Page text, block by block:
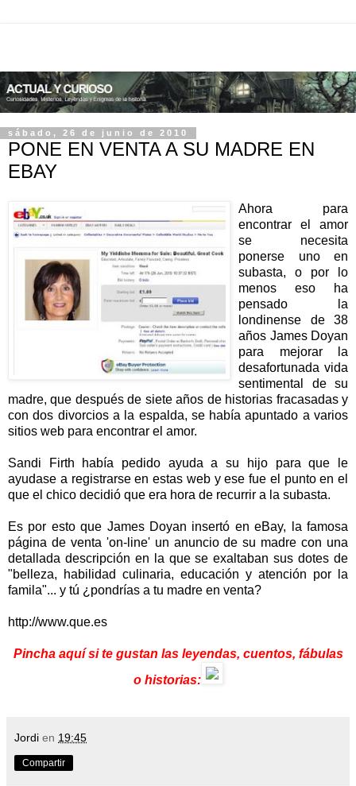
sábado, 26 de junio de 2010
PONE EN VENTA A SU MADRE EN
EBAY
Ahora para
encontrar el amor
se necesita
ponerse uno en
subasta, o por lo
menos eso ha
pensado la
londinense de 38
años James Doyan
para mejorar la
desafortunada vida
sentimental de su
madre, que después de siete años de historias fracasadas y
con dos divorcios a la espalda, se había apuntado a varios
sitios web para encontrar el amor.
Sandi Firth había pedido ayuda a su hijo para que le
ayudase a registrarse en estas web y ese fue el punto en el
que el chico decidió que era hora de recurrir a la subasta.
Es por esto que James Doyan insertó en eBay, la famosa
página de venta 'on-line' un anuncio de su madre con una
detallada descripción en la que se exaltaban sus dotes de
"belleza, habilidad culinaria, educación y atención por la
famila"... y tú ¿pondrías a tu madre en venta?
http://www.que.es
Pincha aquí si te gustan las leyendas, cuentos, fábulas
o historias:
Jordi en 19:45
Compartir